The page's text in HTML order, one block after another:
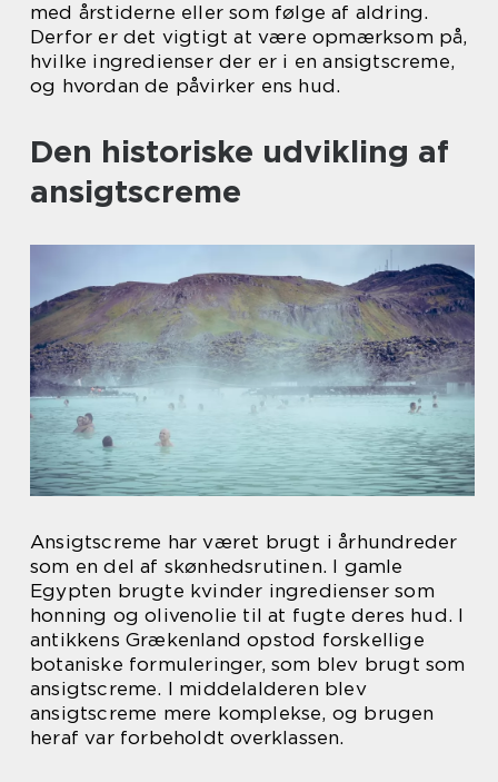
med årstiderne eller som følge af aldring.
Derfor er det vigtigt at være opmærksom på,
hvilke ingredienser der er i en ansigtscreme,
og hvordan de påvirker ens hud.
Den historiske udvikling af
ansigtscreme
Ansigtscreme har været brugt i århundreder
som en del af skønhedsrutinen. I gamle
Egypten brugte kvinder ingredienser som
honning og olivenolie til at fugte deres hud. I
antikkens Grækenland opstod forskellige
botaniske formuleringer, som blev brugt som
ansigtscreme. I middelalderen blev
ansigtscreme mere komplekse, og brugen
heraf var forbeholdt overklassen.